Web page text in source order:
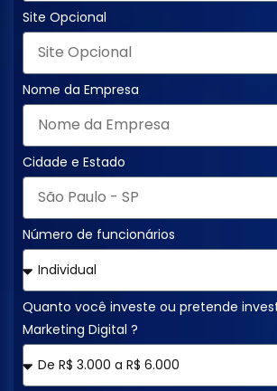
Site Opcional
Nome da Empresa
Cidade e Estado
Número de funcionários
Quanto você investe ou pretende
Marketing Digital ?